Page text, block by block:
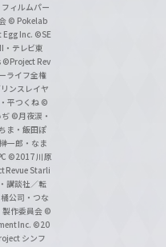
ィルムパー
© Pokelab
Inc. ©SE
・テレビ東
©Project Rev
ライフ全権
ンスレイヤ
平つくね ©
©月夜涙・
ま・飯田ぽ
一郎・なま
©2017 川原
Revue Starli
講談社／転
公司・つな
作委員会 ©
Inc. ©20
シンフ